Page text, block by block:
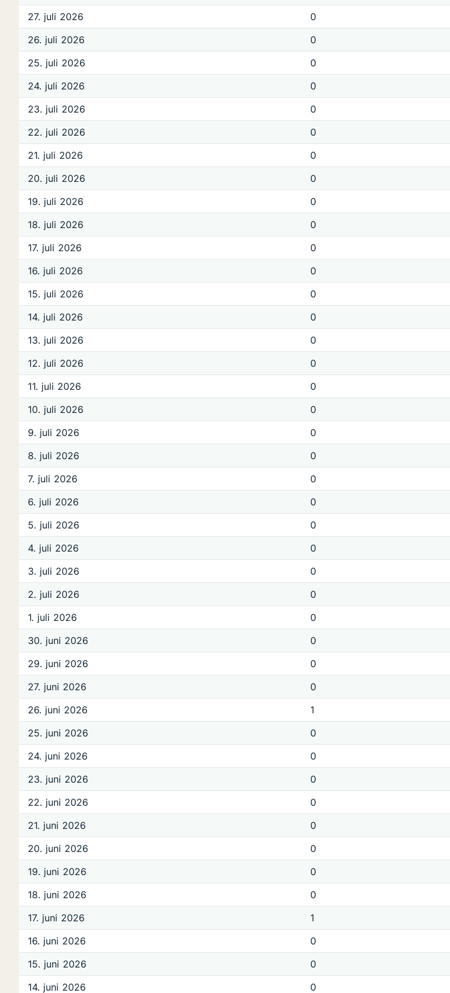
27. juli 2026
0
26. juli 2026
0
25. juli 2026
0
24. juli 2026
0
23. juli 2026
0
22. juli 2026
0
21. juli 2026
0
20. juli 2026
0
19. juli 2026
0
18. juli 2026
0
17. juli 2026
0
16. juli 2026
0
15. juli 2026
0
14. juli 2026
0
13. juli 2026
0
12. juli 2026
0
11. juli 2026
0
10. juli 2026
0
9. juli 2026
0
8. juli 2026
0
7. juli 2026
0
6. juli 2026
0
5. juli 2026
0
4. juli 2026
0
3. juli 2026
0
2. juli 2026
0
1. juli 2026
0
30. juni 2026
0
29. juni 2026
0
27. juni 2026
0
26. juni 2026
1
25. juni 2026
0
24. juni 2026
0
23. juni 2026
0
22. juni 2026
0
21. juni 2026
0
20. juni 2026
0
19. juni 2026
0
18. juni 2026
0
17. juni 2026
1
16. juni 2026
0
15. juni 2026
0
14. juni 2026
0